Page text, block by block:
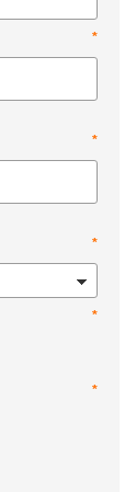
*
*
*
*
*